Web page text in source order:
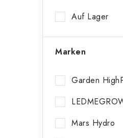
e
Auf Lager
Marken
Garden
Mars Hydro